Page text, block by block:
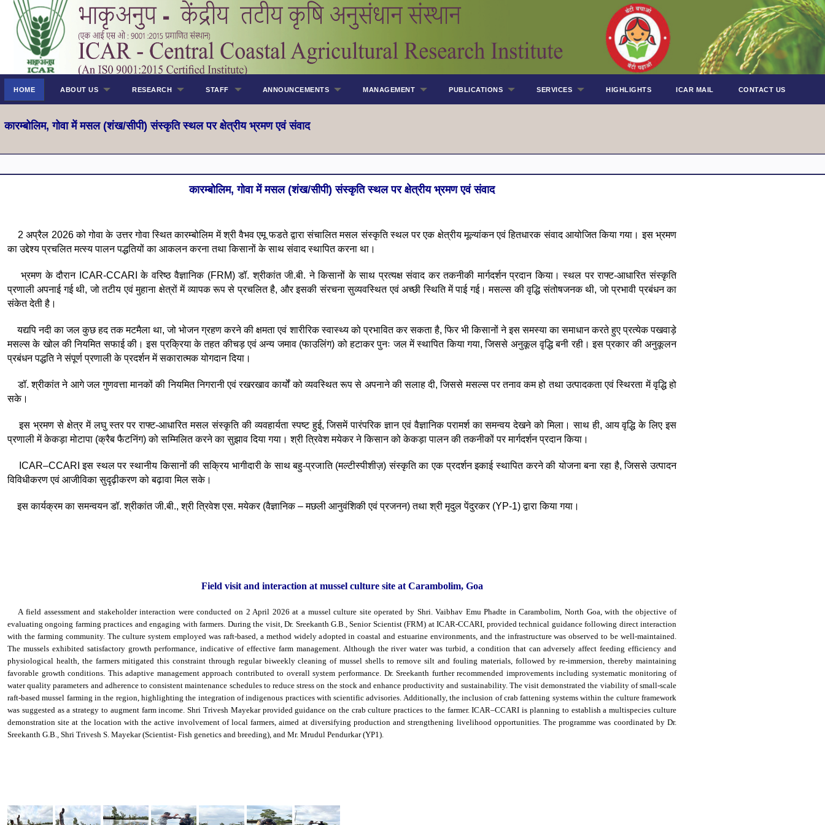
HOME ABOUT US RESEARCH STAFF ANNOUNCEMENTS MANAGEMENT PUBLICATIONS SERVICES HIGHLIGHTS ICAR MAIL CONTACT US
कारम्बोलिम, गोवा में मसल (शंख/सीपी) संस्कृति स्थल पर क्षेत्रीय भ्रमण एवं संवाद
कारम्बोलिम, गोवा में मसल (शंख/सीपी) संस्कृति स्थल पर क्षेत्रीय भ्रमण एवं संवाद
2 अप्रैल 2026 को गोवा के उत्तर गोवा स्थित कारम्बोलिम में श्री वैभव एमू फडते द्वारा संचालित मसल संस्कृति स्थल पर एक क्षेत्रीय मूल्यांकन एवं हितधारक संवाद आयोजित किया गया। इस भ्रमण
का उद्देश्य प्रचलित मत्स्य पालन पद्धतियों का आकलन करना तथा किसानों के साथ संवाद स्थापित करना था।
भ्रमण के दौरान ICAR-CCARI के वरिष्ठ वैज्ञानिक (FRM) डॉ. श्रीकांत जी.बी. ने किसानों के साथ प्रत्यक्ष संवाद कर तकनीकी मार्गदर्शन प्रदान किया। स्थल पर राफ्ट-आधारित संस्कृति
प्रणाली अपनाई गई थी, जो तटीय एवं मुहाना क्षेत्रों में व्यापक रूप से प्रचलित है, और इसकी संरचना सुव्यवस्थित एवं अच्छी स्थिति में पाई गई। मसल्स की वृद्धि संतोषजनक थी, जो प्रभावी प्रबंधन का
संकेत देती है।
यद्यपि नदी का जल कुछ हद तक मटमैला था, जो भोजन ग्रहण करने की क्षमता एवं शारीरिक स्वास्थ्य को प्रभावित कर सकता है, फिर भी किसानों ने इस समस्या का समाधान करते हुए प्रत्येक पखवाड़े
मसल्स के खोल की नियमित सफाई की। इस प्रक्रिया के तहत कीचड़ एवं अन्य जमाव (फाउलिंग) को हटाकर पुनः जल में स्थापित किया गया, जिससे अनुकूल वृद्धि बनी रही। इस प्रकार की अनुकूलन
प्रबंधन पद्धति ने संपूर्ण प्रणाली के प्रदर्शन में सकारात्मक योगदान दिया।
डॉ. श्रीकांत ने आगे जल गुणवत्ता मानकों की नियमित निगरानी एवं रखरखाव कार्यों को व्यवस्थित रूप से अपनाने की सलाह दी, जिससे मसल्स पर तनाव कम हो तथा उत्पादकता एवं स्थिरता में वृद्धि हो
सके।
इस भ्रमण से क्षेत्र में लघु स्तर पर राफ्ट-आधारित मसल संस्कृति की व्यवहार्यता स्पष्ट हुई, जिसमें पारंपरिक ज्ञान एवं वैज्ञानिक परामर्श का समन्वय देखने को मिला। साथ ही, आय वृद्धि के लिए इस
प्रणाली में केकड़ा मोटापा (क्रैब फैटनिंग) को सम्मिलित करने का सुझाव दिया गया। श्री त्रिवेश मयेकर ने किसान को केकड़ा पालन की तकनीकों पर मार्गदर्शन प्रदान किया।
ICAR–CCARI इस स्थल पर स्थानीय किसानों की सक्रिय भागीदारी के साथ बहु-प्रजाति (मल्टीस्पीशीज़) संस्कृति का एक प्रदर्शन इकाई स्थापित करने की योजना बना रहा है, जिससे उत्पादन
विविधीकरण एवं आजीविका सुदृढ़ीकरण को बढ़ावा मिल सके।
इस कार्यक्रम का समन्वयन डॉ. श्रीकांत जी.बी., श्री त्रिवेश एस. मयेकर (वैज्ञानिक – मछली आनुवंशिकी एवं प्रजनन) तथा श्री मृदुल पेंदुरकर (YP-1) द्वारा किया गया।
Field visit and interaction at mussel culture site at Carambolim, Goa
A field assessment and stakeholder interaction were conducted on 2 April 2026 at a mussel culture site operated by Shri. Vaibhav Emu Phadte in Carambolim, North Goa, with the objective of
evaluating ongoing farming practices and engaging with farmers. During the visit, Dr. Sreekanth G.B., Senior Scientist (FRM) at ICAR-CCARI, provided technical guidance following direct interaction
with the farming community. The culture system employed was raft-based, a method widely adopted in coastal and estuarine environments, and the infrastructure was observed to be well-maintained.
The mussels exhibited satisfactory growth performance, indicative of effective farm management. Although the river water was turbid, a condition that can adversely affect feeding efficiency and
physiological health, the farmers mitigated this constraint through regular biweekly cleaning of mussel shells to remove silt and fouling materials, followed by re-immersion, thereby maintaining
favorable growth conditions. This adaptive management approach contributed to overall system performance. Dr. Sreekanth further recommended improvements including systematic monitoring of
water quality parameters and adherence to consistent maintenance schedules to reduce stress on the stock and enhance productivity and sustainability. The visit demonstrated the viability of small-scale
raft-based mussel farming in the region, highlighting the integration of indigenous practices with scientific advisories. Additionally, the inclusion of crab fattening systems within the culture framework
was suggested as a strategy to augment farm income. Shri Trivesh Mayekar provided guidance on the crab culture practices to the farmer. ICAR–CCARI is planning to establish a multispecies culture
demonstration site at the location with the active involvement of local farmers, aimed at diversifying production and strengthening livelihood opportunities. The programme was coordinated by Dr.
Sreekanth G.B., Shri Trivesh S. Mayekar (Scientist- Fish genetics and breeding), and Mr. Mrudul Pendurkar (YP1).